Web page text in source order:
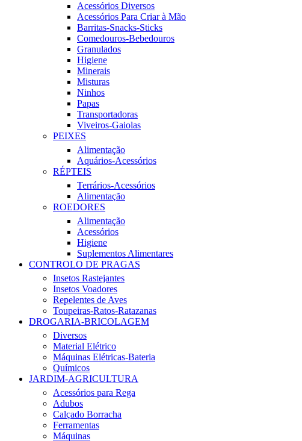
Acessórios Diversos
Acessórios Para Criar à Mão
Barritas-Snacks-Sticks
Comedouros-Bebedouros
Granulados
Higiene
Minerais
Misturas
Ninhos
Papas
Transportadoras
Viveiros-Gaiolas
PEIXES
Alimentação
Aquários-Acessórios
RÉPTEIS
Terrários-Acessórios
Alimentação
ROEDORES
Alimentação
Acessórios
Higiene
Suplementos Alimentares
CONTROLO DE PRAGAS
Insetos Rastejantes
Insetos Voadores
Repelentes de Aves
Toupeiras-Ratos-Ratazanas
DROGARIA-BRICOLAGEM
Diversos
Material Elétrico
Máquinas Elétricas-Bateria
Químicos
JARDIM-AGRICULTURA
Acessórios para Rega
Adubos
Calçado Borracha
Ferramentas
Máquinas